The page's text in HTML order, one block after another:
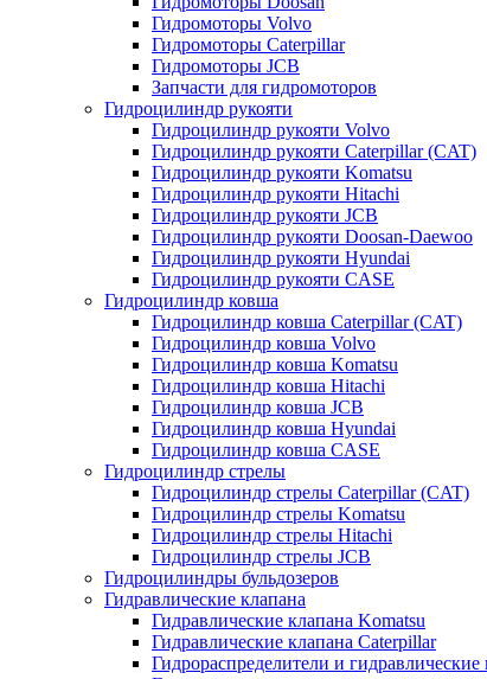
Гидромоторы Volvo
Гидромоторы Caterpillar
Гидромоторы JCB
Запчасти для гидромоторов
Гидроцилиндр рукояти
Гидроцилиндр рукояти Volvo
Гидроцилиндр рукояти Caterpillar (CAT)
Гидроцилиндр рукояти Komatsu
Гидроцилиндр рукояти Hitachi
Гидроцилиндр рукояти JCB
Гидроцилиндр рукояти Doosan-Daewoo
Гидроцилиндр рукояти Hyundai
Гидроцилиндр рукояти CASE
Гидроцилиндр ковша
Гидроцилиндр ковша Caterpillar (CAT)
Гидроцилиндр ковша Volvo
Гидроцилиндр ковша Komatsu
Гидроцилиндр ковша Hitachi
Гидроцилиндр ковша JCB
Гидроцилиндр ковша Hyundai
Гидроцилиндр ковша CASE
Гидроцилиндр стрелы
Гидроцилиндр стрелы Caterpillar (CAT)
Гидроцилиндр стрелы Komatsu
Гидроцилиндр стрелы Hitachi
Гидроцилиндр стрелы JCB
Гидроцилиндры бульдозеров
Гидравлические клапана
Гидравлические клапана Komatsu
Гидравлические клапана Caterpillar
Гидрораспределители и гидравлические